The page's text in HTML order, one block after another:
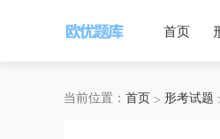
首页
当前位置： 首页 形考试题